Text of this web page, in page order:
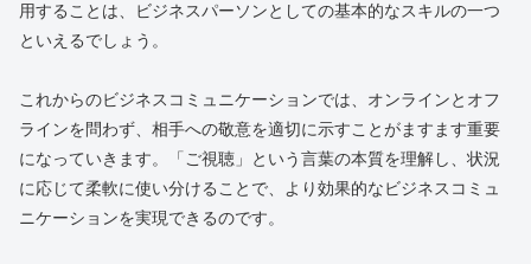
用することは、ビジネスパーソンとしての基本的なスキルの一つ
といえるでしょう。
これからのビジネスコミュニケーションでは、オンラインとオフ
ラインを問わず、相手への敬意を適切に示すことがますます重要
になっていきます。「ご視聴」という言葉の本質を理解し、状況
に応じて柔軟に使い分けることで、より効果的なビジネスコミュ
ニケーションを実現できるのです。